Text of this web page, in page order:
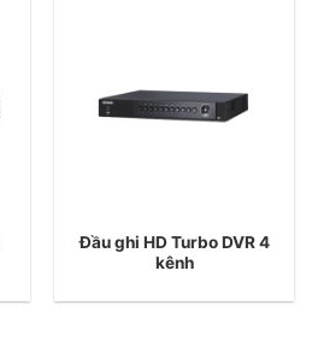
Đầu ghi HD Turbo DVR 4
kênh